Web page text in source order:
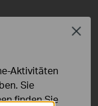
Aktivitäten
Sie
finden Sie
Close